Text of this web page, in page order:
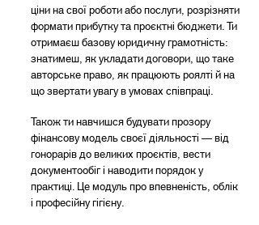
ціни на свої роботи або послуги, розрізняти
формати прибутку та проєктні бюджети. Ти
отримаєш базову юридичну грамотність:
знатимеш, як укладати договори, що таке
авторське право, як працюють роялті й на
що звертати увагу в умовах співпраці.
Також ти навчишся будувати прозору
фінансову модель своєї діяльності — від
гонорарів до великих проєктів, вести
документообіг і наводити порядок у
практиці. Це модуль про впевненість, облік
і професійну гігієну.